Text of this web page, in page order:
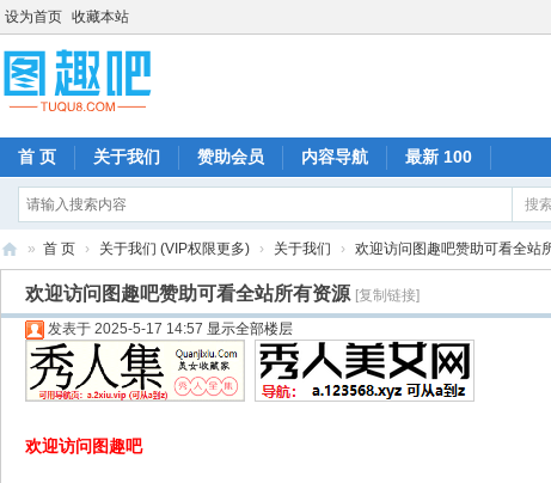
设为首页 收藏本站
首 页 关于我们 赞助会员 内容导航 最新 100
搜
趣
» 首 页 › 关于我们 (VIP权限更多) › 关于我们 › 欢迎访问图趣吧赞助可看全站
欢迎访问图趣吧赞助可看全站所有资源 [复制链接]
发表于 2025-5-17 14:57 显示全部楼层
欢迎访问图趣吧